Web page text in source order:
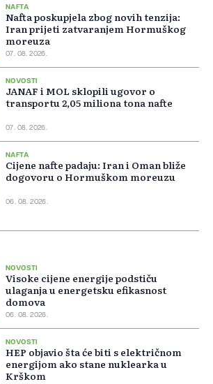
NAFTA
Nafta poskupjela zbog novih tenzija:
Iran prijeti zatvaranjem Hormuškog
moreuza
07. 08. 2026.
NOVOSTI
JANAF i MOL sklopili ugovor o
transportu 2,05 miliona tona nafte
07. 08. 2026.
NAFTA
Cijene nafte padaju: Iran i Oman bliže
dogovoru o Hormuškom moreuzu
06. 08. 2026.
NOVOSTI
Visoke cijene energije podstiču
ulaganja u energetsku efikasnost
domova
06. 08. 2026.
NOVOSTI
HEP objavio šta će biti s električnom
energijom ako stane nuklearka u
Krškom